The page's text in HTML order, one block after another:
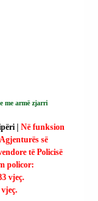
me armë zjarri
| Në funksion
së
të Policisë
policor:
vjeç.